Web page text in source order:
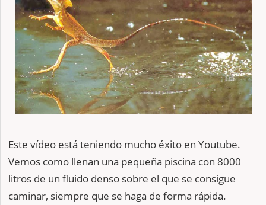
Este vídeo está teniendo mucho éxito en Youtube.
Vemos como llenan una pequeña piscina con 8000
litros de un fluido denso sobre el que se consigue
caminar, siempre que se haga de forma rápida.